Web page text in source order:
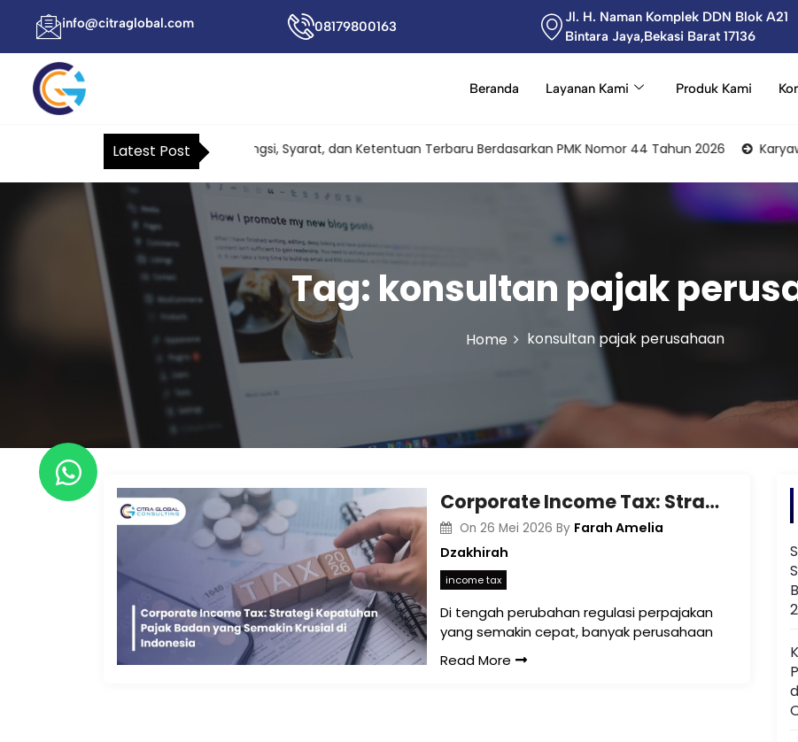
info@citraglobal.com 08179800163
Jl. H. Naman Komplek DDN Blok A21
Bintara Jaya,Bekasi Barat 17136
Beranda Layanan Kami Produk Kami
Latest Post
Surat Kuasa Khusus Pajak: Fungsi, Syarat, dan Ketentuan Terbaru Berdasarkan PMK Nomor 44 Tahun 2026 Karyawan
Tag: konsultan pajak
Home konsultan pajak perusahaan
Corporate Income Tax: Strategi Kepatuhan Pajak Badan yang Semakin Krusial di Indonesia
On 26 Mei 2026 By Farah Amelia
Dzakhirah
income tax
Di tengah perubahan regulasi perpajakan
yang semakin cepat, banyak perusahaan
Read More